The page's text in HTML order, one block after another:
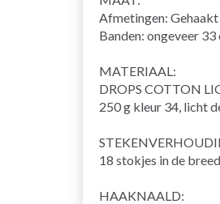
Afmetingen:
Banden: ongeveer
MATERIAAL:
DROPS COTTON
250 g kleur 34, licht
18 stokjes in de
HAAKNAALD: